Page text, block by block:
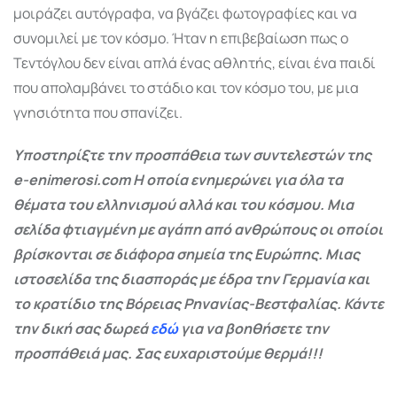
μοιράζει αυτόγραφα, να βγάζει φωτογραφίες και να
συνομιλεί με τον κόσμο. Ήταν η επιβεβαίωση πως ο
Τεντόγλου δεν είναι απλά ένας αθλητής, είναι ένα παιδί
που απολαμβάνει το στάδιο και τον κόσμο του, με μια
γνησιότητα που σπανίζει.
Υποστηρίξτε την προσπάθεια των συντελεστών της
e-enimerosi.com Η οποία ενημερώνει για όλα τα
θέματα του ελληνισμού αλλά και του κόσμου. Μια
σελίδα φτιαγμένη με αγάπη από ανθρώπους οι οποίοι
βρίσκονται σε διάφορα σημεία της Ευρώπης. Μιας
ιστοσελίδα της διασποράς με έδρα την Γερμανία και
το κρατίδιο της Βόρειας Ρηνανίας-Βεστφαλίας. Κάντε
την δική σας δωρεάεδώγια να βοηθήσετε την
προσπάθειά μας. Σας ευχαριστούμε θερμά!!!